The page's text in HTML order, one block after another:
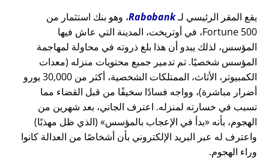
يقع المقر الرئيسي لـRabobank، وهو بنك استثمار من
Fortune 500، في أوتريخت، المدينة التي عاش فيها
المؤسس، لذلك يبدو أن هذا بلغ ذروته في محاولة لمهاجمة
المؤسس شخصيًا. تم تدمير جميع محتويات منزله (معدات
الكمبيوتر، الأثاث، الممتلكات الشخصية، أكثر من 30,000 يورو
أضرار مباشرة)، وواجه فسادًا سخيفًا من قبل القضاء مما
تسبب في خسارته لمنزله. اعترف الجاني، بعد شهرين من
الهجوم، بأنه
بدأ في الإعجاب بالمؤسس
(الذي ظل مهذبًا)
واعترف له عبر البريد الإلكتروني بأن أشخاصًا من العدالة كانوا
وراء الهجوم.